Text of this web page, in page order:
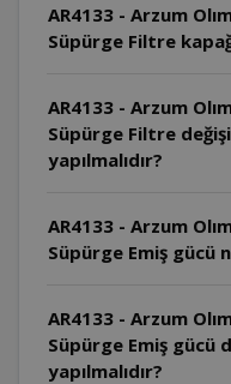
AR4133 - Arzum
Süpürge Filtre
AR4133 - Arzum
Süpürge Filtre
yapılmalıdır?
AR4133 - Arzum
Süpürge Emiş gücü
AR4133 - Arzum
Süpürge Emiş gücü
yapılmalıdır?